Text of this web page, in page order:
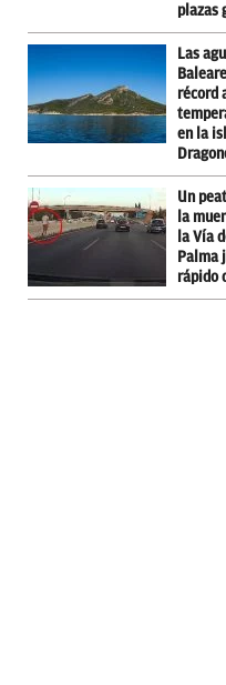
plazas
Las
récord
en la
Un
la
la Vía
Palma
rápido